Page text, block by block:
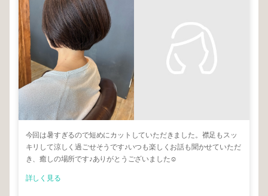
今回は暑すぎるので短めにカットしていただきました。襟足もスッ
キリして涼しく過ごせそうです♪いつも楽しくお話も聞かせていただ
き、癒しの場所です♪ありがとうございました☺︎
詳しく見る